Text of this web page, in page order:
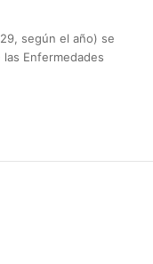
según el año) se
Enfermedades